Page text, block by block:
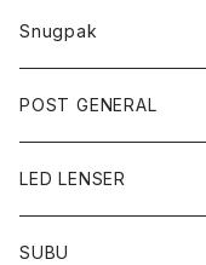
Snugpak
POST GENERAL
LED LENSER
SUBU